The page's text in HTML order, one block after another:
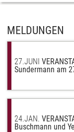
MELDUNGEN
27.JUNI
Sundermann am
24.JAN.
Buschmann und